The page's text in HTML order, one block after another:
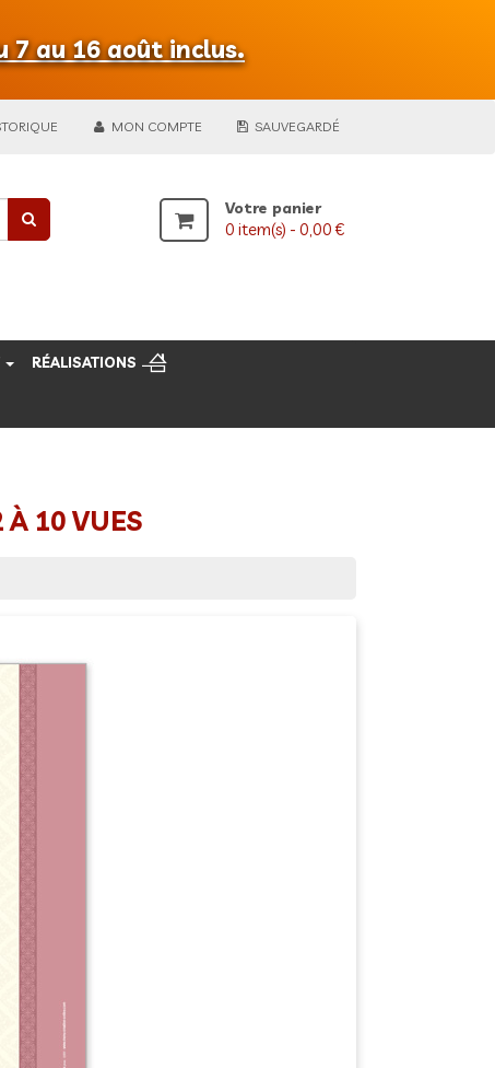
7 au 16 août inclus.
MON COMPTE SAUVEGARDÉ
Votre panier
0 item(s) - 0,00 €
RÉALISATIONS
À 10 VUES